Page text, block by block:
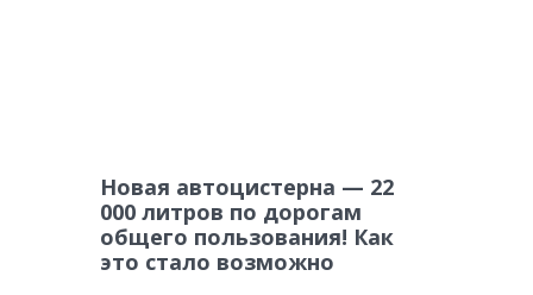
Новая автоцистерна — 22
000 литров по дорогам
общего пользования! Как
это стало возможно